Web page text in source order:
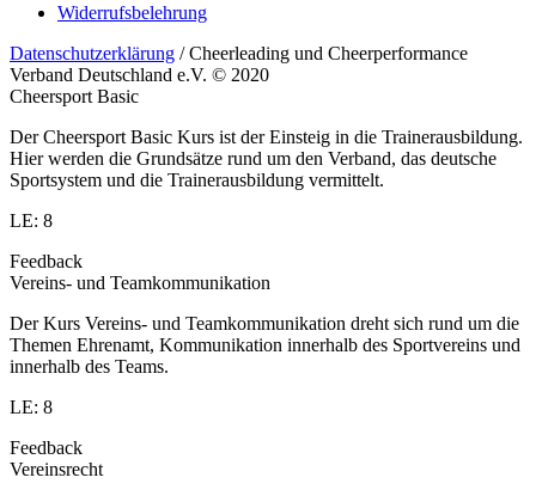
Widerrufsbelehrung
Datenschutzerklärung / Cheerleading und Cheerperformance
Verband Deutschland e.V. © 2020
Cheersport Basic
Der Cheersport Basic Kurs ist der Einsteig in die Trainerausbildung.
Hier werden die Grundsätze rund um den Verband, das deutsche
Sportsystem und die Trainerausbildung vermittelt.
LE: 8
Feedback
Vereins- und Teamkommunikation
Der Kurs Vereins- und Teamkommunikation dreht sich rund um die
Themen Ehrenamt, Kommunikation innerhalb des Sportvereins und
innerhalb des Teams.
LE: 8
Feedback
Vereinsrecht